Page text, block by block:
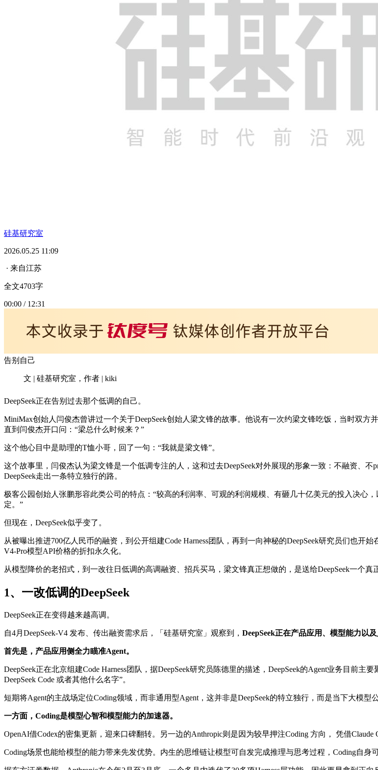
硅基研究室
2026.05.25 11:09
· 来自江苏
全文4703字
00:00 / 12:31
告别自己
文 | 硅基研究室，作者 | kiki
DeepSeek正在告别过去那个低调的自己。
MiniMax创始人闫俊杰曾讲过一个关于DeepSeek创始人梁文锋的故事。他说有一次约梁文锋吃饭，当时双
直到闫俊杰开口问：“梁总什么时候来？”
这个他心目中是助理的T恤小哥，回了一句：“我就是梁文锋”。
这个故事里，闫俊杰认为梁文锋是一个低调专注的人，这和过去DeepSeek对外展现的形象一致：不融资、
DeepSeek走出一条特立独行的路。
极客公园创始人张鹏形容此类公司的特点：“较高的利润率、可观的利润规模、有砸几十亿美元的投入决心
定。”
但现在，DeepSeek似乎变了。
从被曝出推进700亿人民币的融资，到公开组建Code Harness团队，再到一向神秘的DeepSeek研究员们也开
V4-Pro模型API价格的折扣永久化。
从模型降价的老招式，到一改往日低调的高调融资、招兵买马，梁文锋真正想做的，是送给DeepSeek一个真
1、一改低调的DeepSeek
DeepSeek正在变得越来越高调。
自4月DeepSeek-V4 发布、传出融资需求后，「硅基研究室」观察到， DeepSeek正在产品应用、模型能力以
首先是，产品应用侧全力瞄准Agent。
DeepSeek正在北京组建Code Harness团队，据DeepSeek研究员陈德里的描述，DeepSeek的Agent业务目前
DeepSeek Code 或者其他什么名字”。
短期将Agent的主战场定位Coding领域，而非通用型Agent，这并非是DeepSeek的特立独行，而是当下大模型
一方面，Coding是模型心智和模型能力的加速器。
OpenAI借Codex的密集更新，迎来口碑翻转。另一边的Anthropic则是因为较早押注Coding 方向， 凭借Claude
Coding场景也能给模型的能力带来先发优势。内生的思维链让模型可自发完成推理与思考过程，Coding自身